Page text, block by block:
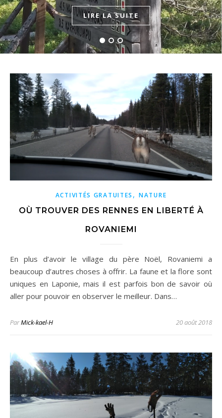
LIRE LA SUITE
LIRE LA SUITE
LIRE LA SUITE
ACTIVITÉS GRATUITES ,NATURE
OÙ TROUVER DES RENNES EN LIBERTÉ À
ROVANIEMI
En plus d’avoir le village du père Noël, Rovaniemi a
beaucoup d’autres choses à offrir. La faune et la flore sont
uniques en Laponie, mais il est parfois bon de savoir où
aller pour pouvoir en observer le meilleur. Dans…
ParMick-kael-H 20 août 2018